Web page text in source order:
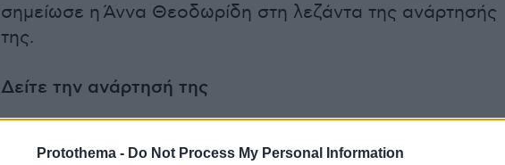
Protothema - Do Not Process My Personal Information
σημείωσε η Άννα Θεοδωρίδη στη λεζάντα της ανάρτησής
της.
Δείτε την ανάρτησή της